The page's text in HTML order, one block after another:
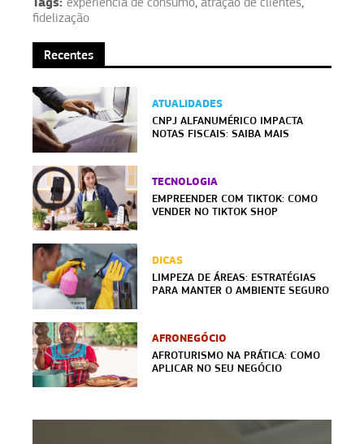
fidelização
Recentes
ATUALIDADES
CNPJ ALFANUMÉRICO IMPACTA
NOTAS FISCAIS: SAIBA MAIS
TECNOLOGIA
EMPREENDER COM TIKTOK: COMO
VENDER NO TIKTOK SHOP
DICAS
LIMPEZA DE ÁREAS: ESTRATÉGIAS
PARA MANTER O AMBIENTE SEGURO
AFRONEGÓCIO
AFROTURISMO NA PRÁTICA: COMO
APLICAR NO SEU NEGÓCIO